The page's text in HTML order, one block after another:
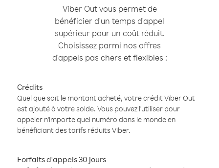
Viber Out vous permet de
bénéficier d'un temps d'appel
supérieur pour un coût réduit.
Choisissez parmi nos offres
d'appels pas chers et flexibles :
Crédits
Quel que soit le montant acheté, votre crédit Viber Out
est ajouté à votre solde. Vous pouvez l'utiliser pour
appeler n'importe quel numéro dans le monde en
bénéficiant des tarifs réduits Viber.
Forfaits d'appels 30 jours